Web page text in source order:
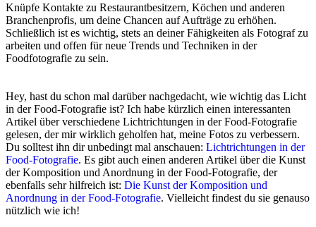
Knüpfe Kontakte zu Restaurantbesitzern, Köchen und anderen
Branchenprofis, um deine Chancen auf Aufträge zu erhöhen.
Schließlich ist es wichtig, stets an deiner Fähigkeiten als Fotograf zu
arbeiten und offen für neue Trends und Techniken in der
Foodfotografie zu sein.
Hey, hast du schon mal darüber nachgedacht, wie wichtig das Licht
in der Food-Fotografie ist? Ich habe kürzlich einen interessanten
Artikel über verschiedene Lichtrichtungen in der Food-Fotografie
gelesen, der mir wirklich geholfen hat, meine Fotos zu verbessern.
Du solltest ihn dir unbedingt mal anschauen: Lichtrichtungen in der
Food-Fotografie. Es gibt auch einen anderen Artikel über die Kunst
der Komposition und Anordnung in der Food-Fotografie, der
ebenfalls sehr hilfreich ist: Die Kunst der Komposition und
Anordnung in der Food-Fotografie. Vielleicht findest du sie genauso
nützlich wie ich!